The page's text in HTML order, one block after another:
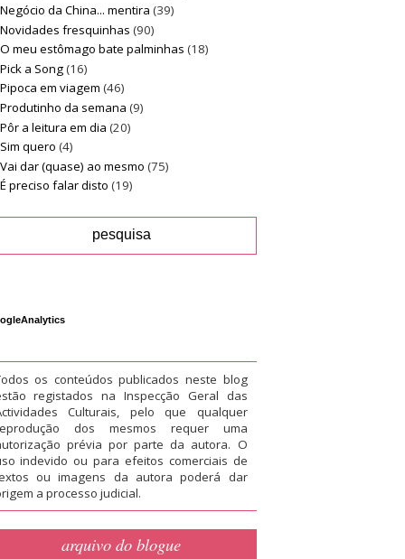
Negócio da China... mentira (39)
Novidades fresquinhas (90)
O meu estômago bate palminhas (18)
Pick a Song(16)
Pipoca em viagem (46)
Produtinho da semana (9)
Pôr a leitura em dia (20)
Sim quero (4)
Vai dar (quase) ao mesmo (75)
É preciso falar disto (19)
os conteúdos publicados neste blog
registados na Inspecção Geral das
Culturais, pelo que qualquer
dos mesmos requer uma
prévia por parte da autora. O
indevido ou para efeitos comerciais de
ou imagens da autora poderá dar
a processo judicial.
arquivo do blogue